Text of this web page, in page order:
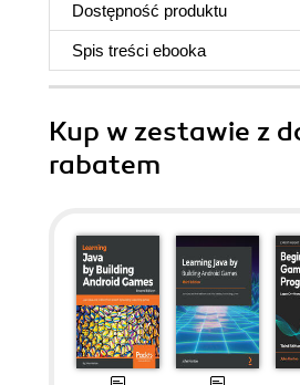
Dostępność produktu
Spis treści ebooka
Kup w zestawie z
rabatem